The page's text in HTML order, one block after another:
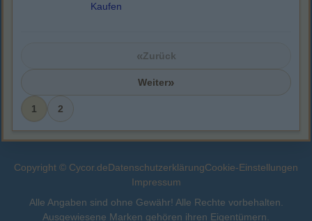
Kaufen
«Zurück
1 2
Weiter»
Copyright © Cycor.deDatenschutzerklärungCookie-Einstellungen
Impressum
Alle Angaben sind ohne Gewähr! Alle Rechte vorbehalten.
Ausgewiesene Marken gehören ihren Eigentümern.